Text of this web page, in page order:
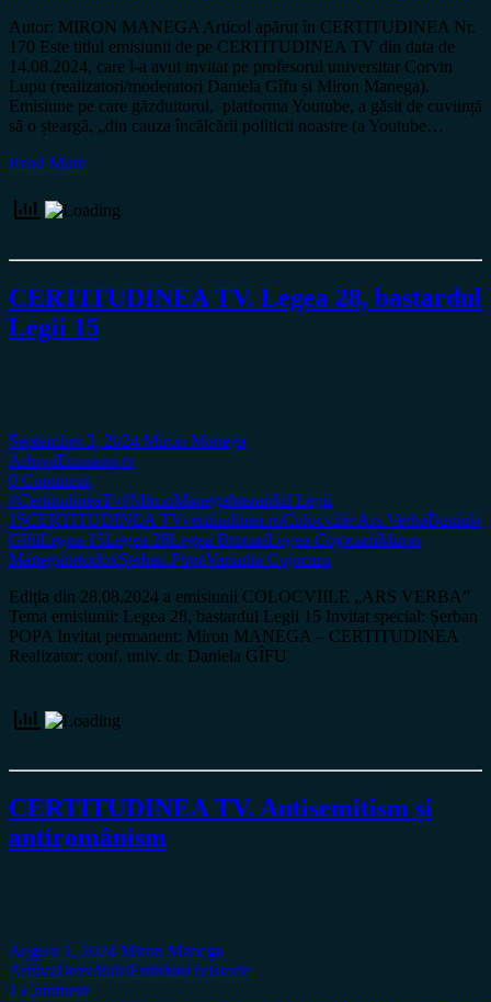
Autor: MIRON MANEGA Articol apărut în CERTITUDINEA Nr.
170 Este titlul emisiunii de pe CERTITUDINEA TV din data de
14.08.2024, care l-a avut invitat pe profesorul universitar Corvin
Lupu (realizatori/moderatori Daniela Gîfu și Miron Manega).
Emisiune pe care găzduitorul, platforma Youtube, a găsit de cuviință
să o șteargă, „din cauza încălcării politicii noastre (a Youtube…
Read More
CERTITUDINEA TV. Legea 28, bastardul
Legii 15
September 3, 2024 Miron Manega
ArhivaEmisiuni tv
0 Comment
#CertitudineaTv#MironManegabastardul Legii
15CERTITUDINEA TVcertitudinea.roColocviile Ars VerbaDaniela
GîfuLegea 15Legea 28Legea BrucanLegea CojocaruMiron
ManegaortodoxȘerban PopaVarianta Cojocaru
Ediția din 28.08.2024 a emisiunii COLOCVIILE „ARS VERBA”
Tema emisiunii: Legea 28, bastardul Legii 15 Invitat special: Șerban
POPA Invitat permanent: Miron MANEGA – CERTITUDINEA
Realizator: conf. univ. dr. Daniela GÎFU
CERTITUDINEA TV. Antisemitism și
antiromânism
August 1, 2024 Miron Manega
ArhivaDezvăluiriEmisiuni tvIstorie
1 Comment